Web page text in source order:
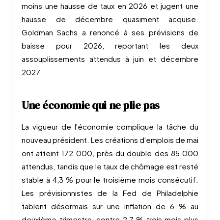
moins une hausse de taux en 2026 et jugent une
hausse de décembre quasiment acquise.
Goldman Sachs a renoncé à ses prévisions de
baisse pour 2026, reportant les deux
assouplissements attendus à juin et décembre
2027.
Une économie qui ne plie pas
La vigueur de l'économie complique la tâche du
nouveau président. Les créations d'emplois de mai
ont atteint 172 000, près du double des 85 000
attendus, tandis que le taux de chômage est resté
stable à 4,3 % pour le troisième mois consécutif.
Les prévisionnistes de la Fed de Philadelphie
tablent désormais sur une inflation de 6 % au